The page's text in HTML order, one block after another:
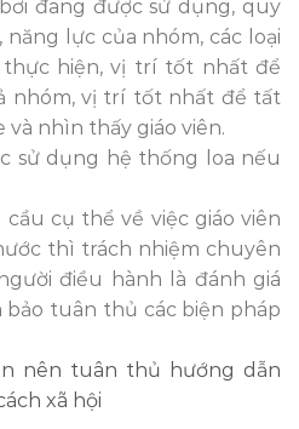
đang được sử dụng, quy
lực của nhóm, các loại
hiện, vị trí tốt nhất để
nhóm, vị trí tốt nhất để tất
và nhìn thấy giáo viên.
sử dụng hệ thống loa nếu
cụ thể về việc giáo viên
thì trách nhiệm chuyên
điều hành là đánh giá
bảo tuân thủ các biện pháp
nên tuân thủ hướng dẫn
xã hội